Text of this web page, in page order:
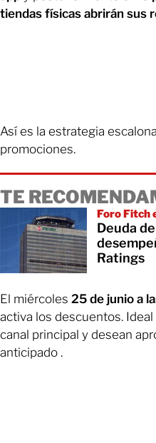
tiendas físicas abrirán sus
Así es la estrategia
promociones.
TE
Foro Fitch
Deuda
Ratings
El miércoles 25 de junio a
activa los descuentos.
canal principal y desean
anticipado .